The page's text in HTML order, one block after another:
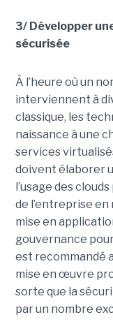
3/ Développer
sécurisée
À l’heure où un
interviennent à
classique, les
naissance à une
services
doivent élaborer
l’usage des
de l’entreprise
mise en
gouvernance pour
est recommandé
mise en œuvre
sorte que la
par un nombre